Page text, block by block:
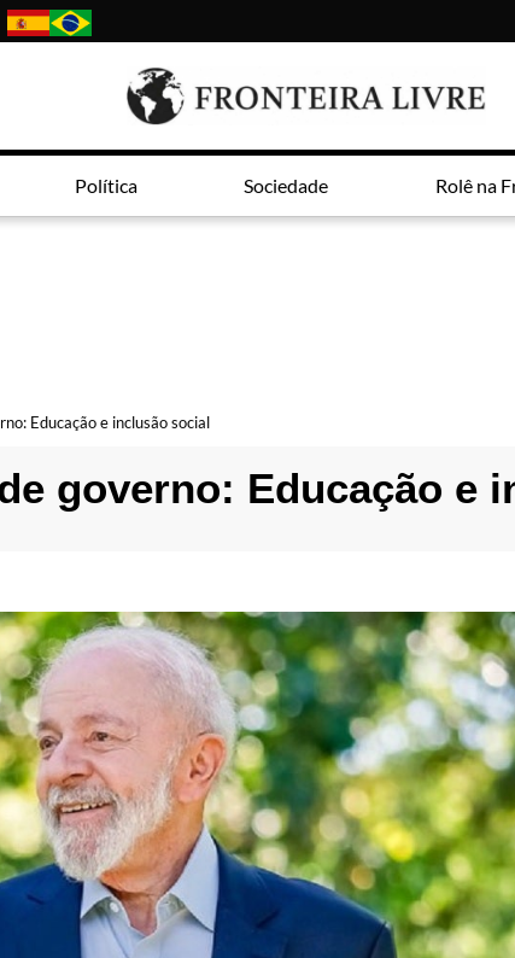
Política Sociedade Rolê na
Educação e inclusão social
governo: Educação e